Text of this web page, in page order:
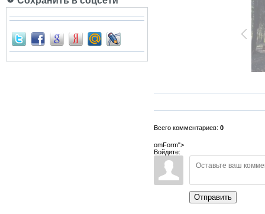
Всего комментариев: 0
omForm">
Войдите:
Отправить